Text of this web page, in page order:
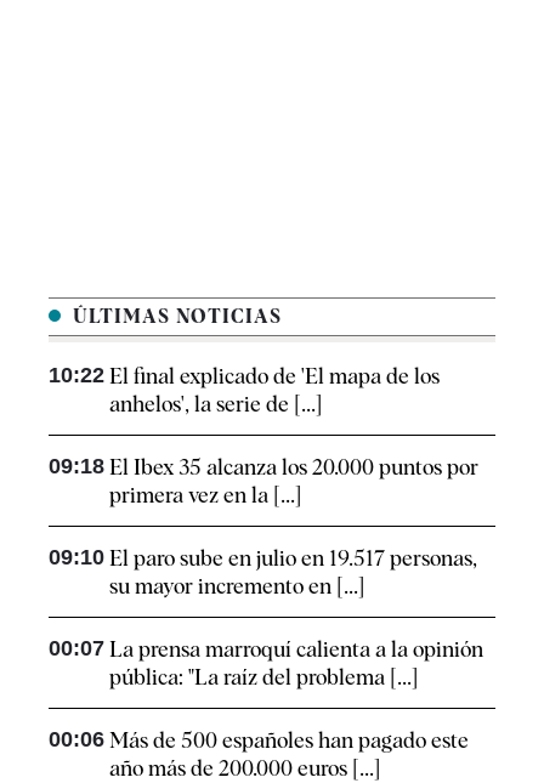
ÚLTIMAS NOTICIAS
10:22 El final explicado de 'El mapa de los
anhelos', la serie de [...]
09:18 El Ibex 35 alcanza los 20.000 puntos por
primera vez en la [...]
09:10 El paro sube en julio en 19.517 personas,
su mayor incremento en [...]
00:07 La prensa marroquí calienta a la opinión
pública: "La raíz del problema [...]
00:06 Más de 500 españoles han pagado este
año más de 200.000 euros [...]